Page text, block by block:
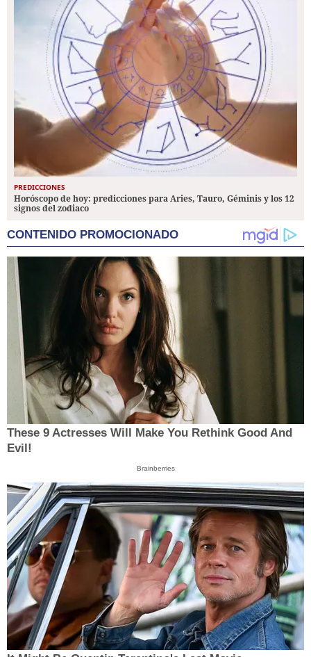
PREDICCIONES
Horóscopo de hoy: predicciones para Aries, Tauro, Géminis y los 12
signos del zodiaco
CONTENIDO PROMOCIONADO
These 9 Actresses Will Make You Rethink Good And
Evil!
Brainberries